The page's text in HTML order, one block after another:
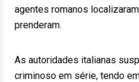
agentes romanos
prenderam.
As autoridades italianas
criminoso em série, tendo